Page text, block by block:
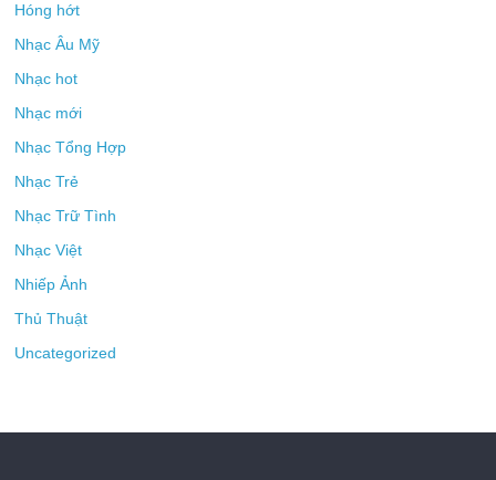
Hóng hớt
Nhạc Âu Mỹ
Nhạc hot
Nhạc mới
Nhạc Tổng Hợp
Nhạc Trẻ
Nhạc Trữ Tình
Nhạc Việt
Nhiếp Ảnh
Thủ Thuật
Uncategorized